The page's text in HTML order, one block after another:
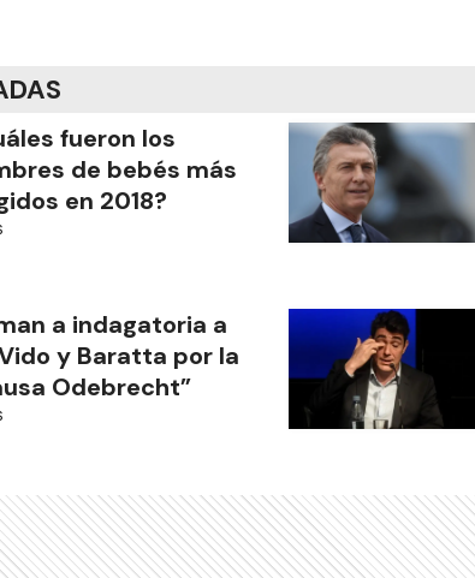
fueron los
de bebés más
en 2018?
a indagatoria a
y Baratta por la
Odebrecht”